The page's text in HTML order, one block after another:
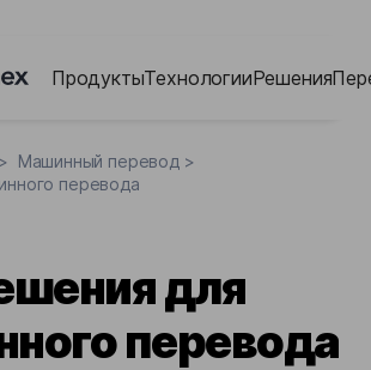
ПродуктыТехнологииРешения
> Машинный перевод >
перевода
для
перевода